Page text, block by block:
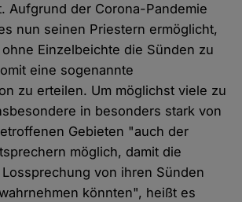
Aufgrund der Corona-Pandemie
nun seinen Priestern ermöglicht,
Einzelbeichte die Sünden zu
eine sogenannte
zu erteilen. Um möglichst viele zu
in besonders stark von
Gebieten "auch der
möglich, damit die
von ihren Sünden
könnten", heißt es